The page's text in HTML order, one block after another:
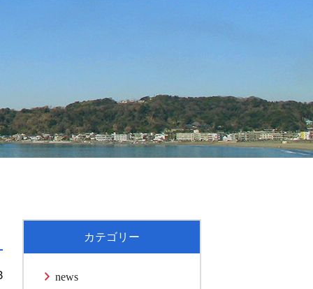
カテゴリー
news